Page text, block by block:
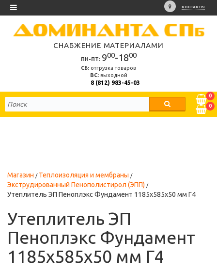
КОНТАКТЫ
СНАБЖЕНИЕ МАТЕРИАЛАМИ
ПН-ПТ: 900-1800
СБ: отгрузка товаров
ВС:выходной
8 (812) 983-45-03
0
0
Магазин
Теплоизоляция и мембраны
Экструдированный Пенополистирол (ЭПП)
Утеплитель ЭП Пеноплэкс Фундамент 1185х585х50 мм Г4
Утеплитель ЭП
Пеноплэкс Фундамент
1185х585х50 мм Г4